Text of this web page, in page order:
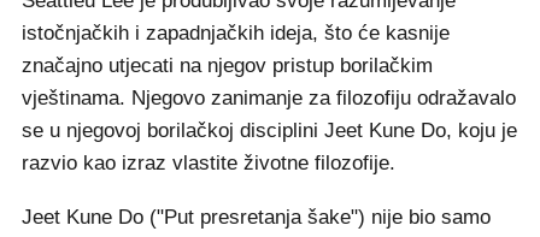
istočnjačkih i zapadnjačkih ideja, što će kasnije
značajno utjecati na njegov pristup borilačkim
vještinama. Njegovo zanimanje za filozofiju odražavalo
se u njegovoj borilačkoj disciplini Jeet Kune Do, koju je
razvio kao izraz vlastite životne filozofije.
Jeet Kune Do ("Put presretanja šake") nije bio samo